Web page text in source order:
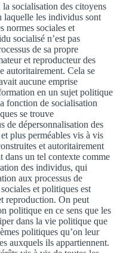
socialisation des citoyens
laquelle les individus sont
normes sociales et
socialisé n’est pas
de sa propre
et reproducteur des
autoritairement. Cela se
aucune emprise
en un sujet politique
fonction de socialisation
se trouve
de dépersonnalisation des
plus perméables vis à vis
et autoritairement
dans un tel contexte comme
des individus, qui
aux processus de
et politiques est
reproduction. On peut
politique en ce sens que les
dans la vie politique que
politiques qu’on leur
auxquels ils appartiennent.